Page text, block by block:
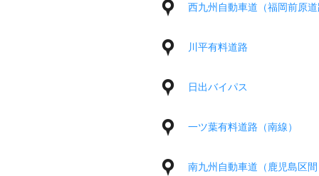
西九州自動車道（福岡前原
川平有料道路
日出バイパス
一ツ葉有料道路（南線）
南九州自動車道（鹿児島区